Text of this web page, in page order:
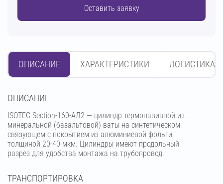
Оставить заявку
ОПИСАНИЕ ХАРАКТЕРИСТИКИ ЛОГИСТИКА
OПИСАНИЕ
ISOTEC Section-160-АЛ2 — цилиндр термонавивной из
минеральной (базальтовой) ваты на синтетическом
связующем с покрытием из алюминиевой фольги
толщиной 20-40 мкм. Цилиндры имеют продольный
разрез для удобства монтажа на трубопровод.
ТРАНСПОРТИРОВКА